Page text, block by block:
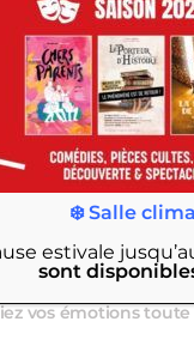
sur l’ile de
divertissante
comédies,
vos émotions toute
❄️ Salle
estivale
sont